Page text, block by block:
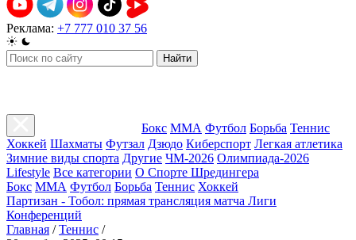
Реклама: +7 777 010 37 56
Найти
Бокс ММА Футбол Борьба Теннис
Хоккей Шахматы Футзал Дзюдо Киберспорт Легкая атлетика
Зимние виды спорта Другие ЧМ-2026 Олимпиада-2026
Lifestyle Все категории О Спорте Шредингера
Бокс ММА Футбол Борьба Теннис Хоккей
Партизан - Тобол: прямая трансляция матча Лиги
Конференций
Главная / Теннис /